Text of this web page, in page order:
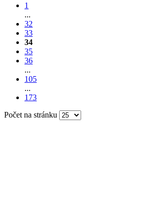
1
...
32
33
34
35
36
...
105
...
173
Počet na stránku